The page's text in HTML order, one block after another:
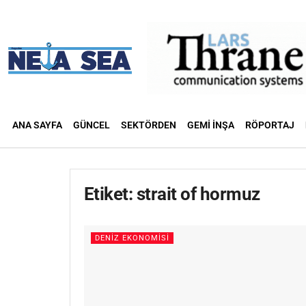
ANA SAYFA GÜNCEL SEKTÖRDEN GEMI İNŞA RÖPORTAJ
Etiket: strait of hormuz
DENIZ EKONOMISI